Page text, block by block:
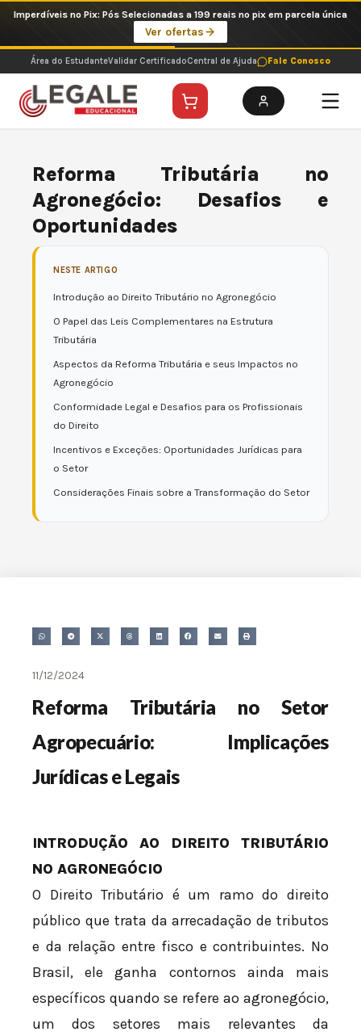
o
conteúdo
Imperdíveis no Pix: Pós Selecionadas a 199 reais no pix em parcela única
Ver ofertas
Área do EstudanteValidar CertificadoCentral de Ajuda Fale Conosco
Reforma Tributária no
Agronegócio: Desafios e
Oportunidades
NESTE ARTIGO
Introdução ao Direito Tributário no Agronegócio
O Papel das Leis Complementares na Estrutura
Tributária
Aspectos da Reforma Tributária e seus Impactos no
Agronegócio
Conformidade Legal e Desafios para os Profissionais
do Direito
Incentivos e Exceções: Oportunidades Jurídicas para
o Setor
Considerações Finais sobre a Transformação do Setor
11/12/2024
Reforma Tributária no Setor
Agropecuário: Implicações
Jurídicas e Legais
INTRODUÇÃO AO DIREITO TRIBUTÁRIO
NO AGRONEGÓCIO
O Direito Tributário é um ramo do direito
público que trata da arrecadação de tributos
e da relação entre fisco e contribuintes. No
Brasil, ele ganha contornos ainda mais
específicos quando se refere ao agronegócio,
um dos setores mais relevantes da